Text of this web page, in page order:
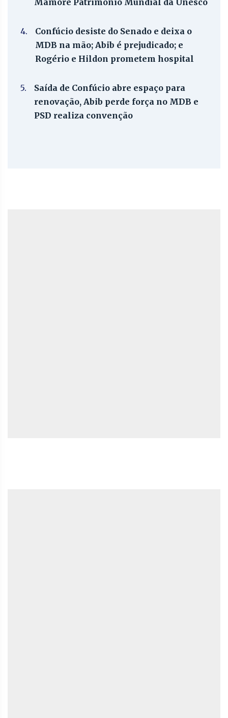
Mamoré Patrimônio Mundial da Unesco
4.
Confúcio desiste do Senado e deixa o
MDB na mão; Abib é prejudicado; e
Rogério e Hildon prometem hospital
5.
Saída de Confúcio abre espaço para
renovação, Abib perde força no MDB e
PSD realiza convenção